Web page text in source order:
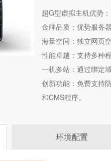
超G型虚拟主机优势：
金牌品质：优势服务
海量空间：独立网页
性能卓越：支持多种
一机多站：通过绑定
创新功能：免费支持
和CMS程序。
环境配置